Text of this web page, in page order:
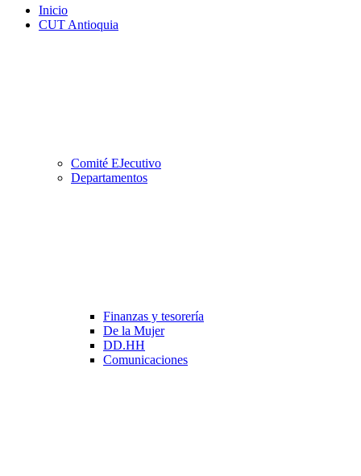
Inicio
CUT Antioquia
Comité EJecutivo
Departamentos
Finanzas y tesorería
De la Mujer
DD.HH
Comunicaciones